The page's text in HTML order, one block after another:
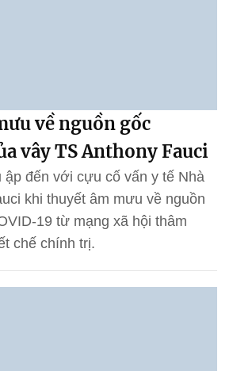
về nguồn gốc
vây TS Anthony Fauci
ập đến với cựu cố vấn y tế Nhà
khi thuyết âm mưu về nguồn
19 từ mạng xã hội thâm
chế chính trị.